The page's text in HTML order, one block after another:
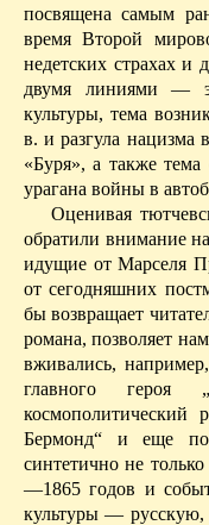
посвящена самым
время Второй
недетских страхах и
двумя линиями —
культуры, тема
в. и разгула нацизма
«Буря», а также
урагана войны в
Оценивая
обратили внимание
идущие от Марселя
от сегодняшних
бы возвращает
романа, позволяет
вживались,
главного героя
Бермонд“ и еще по
синтетично не
—1865 годов и
культуры —